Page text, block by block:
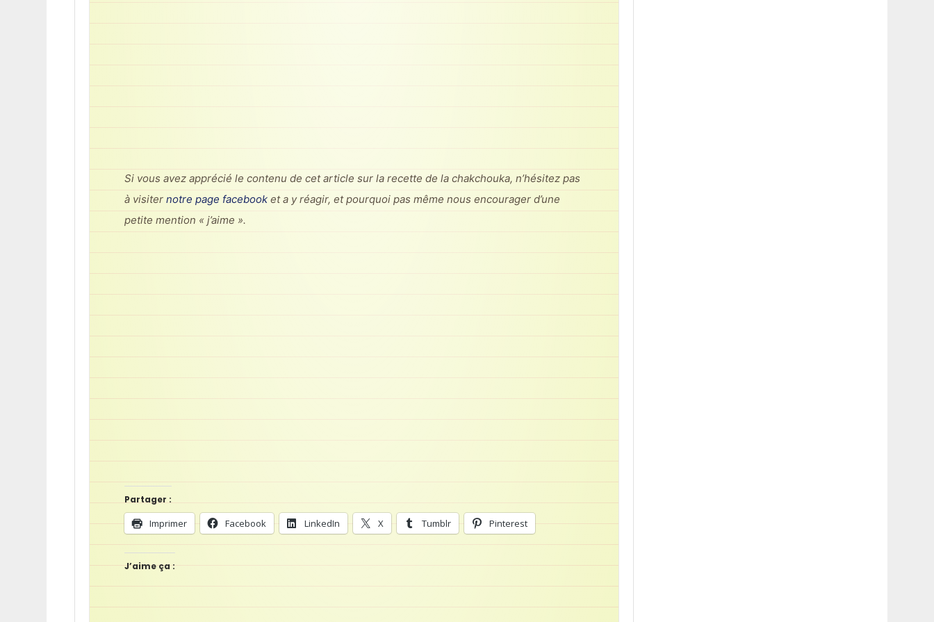
Si vous avez apprécié le contenu de cet article sur la recette de la chakchouka, n’hésitez pas
à visiter notre page facebook et a y réagir, et pourquoi pas même nous encourager d’une
petite mention « j’aime ».
Partager :
Imprimer Facebook LinkedIn X Tumblr Pinterest
J’aime ça :